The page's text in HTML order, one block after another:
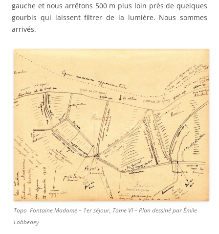
gauche et nous arrêtons 500 m plus loin près de quelques
gourbis qui laissent filtrer de la lumière. Nous sommes
arrivés.
Topo Fontaine Madame – 1er séjour, Tome VI – Plan dessiné par Émile
Lobbedey